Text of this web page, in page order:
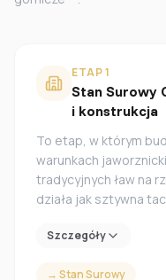
ETAP1
Stan Surowy
i konstrukcja
To etap, w którym
warunkach
tradycyjnych ław na
działa jak sztywna
Szczegóły
→ Stan Surowy